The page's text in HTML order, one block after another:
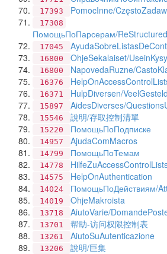
17393 PomocInne/
17308
ПомощьПоПарсерам/
17045
16800 OhjeSekalaiset/
16800 NapovedaRuzne/
16376
16371 HulpDiversen/
15897 AidesDiverses/
15546 說明/存取控制清單
15220 ПомощьПоПодписке
14957 AjudaComMacros
14799 ПомощьПоТемам
14778
14575 HelpOnAuthentication
14024 ПомощьПоДействиям/
14019 OhjeMakroista
13718 AiutoVarie/
13701 帮助-访问权限控制表
13261 AiutoSuAutenticazione
13206 說明/巨集